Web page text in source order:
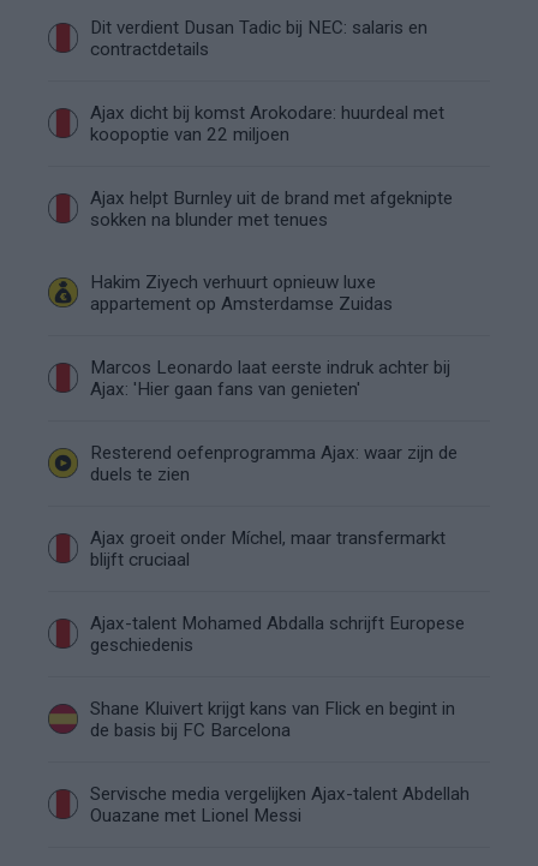
Dit verdient Dusan Tadic bij NEC: salaris en
contractdetails
Ajax dicht bij komst Arokodare: huurdeal met
koopoptie van 22 miljoen
Ajax helpt Burnley uit de brand met afgeknipte
sokken na blunder met tenues
Hakim Ziyech verhuurt opnieuw luxe
appartement op Amsterdamse Zuidas
Marcos Leonardo laat eerste indruk achter bij
Ajax: 'Hier gaan fans van genieten'
Resterend oefenprogramma Ajax: waar zijn de
duels te zien
Ajax groeit onder Míchel, maar transfermarkt
blijft cruciaal
Ajax-talent Mohamed Abdalla schrijft Europese
geschiedenis
Shane Kluivert krijgt kans van Flick en begint in
de basis bij FC Barcelona
Servische media vergelijken Ajax-talent Abdellah
Ouazane met Lionel Messi